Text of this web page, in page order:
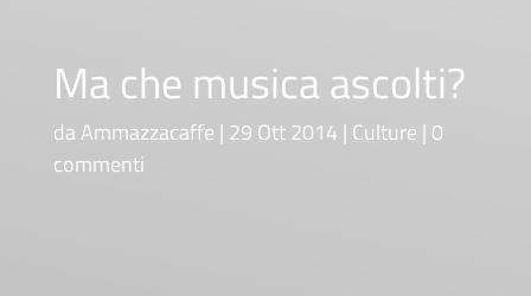
Ma che musica ascolti?
daAmmazzacaffe 29 Ott 2014 Culture 0
commenti